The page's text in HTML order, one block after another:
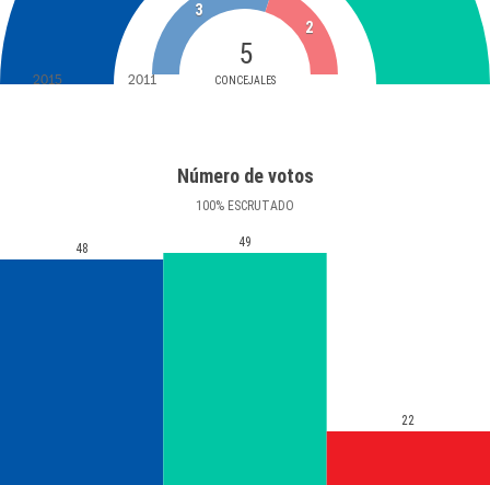
5
CONCEJALES
3
2
2015 2011
Número de votos
100% ESCRUTADO
48 49
22